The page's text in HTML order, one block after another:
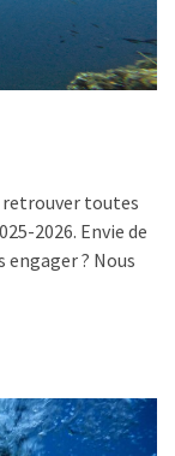
retrouver toutes
2026. Envie de
? Nous